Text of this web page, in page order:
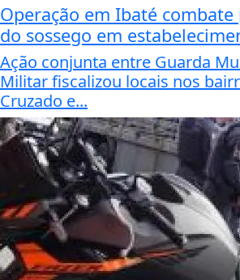
Operação em Ibaté
do sossego em
Ação conjunta entre Guarda
Militar fiscalizou locais nos
Cruzado e...